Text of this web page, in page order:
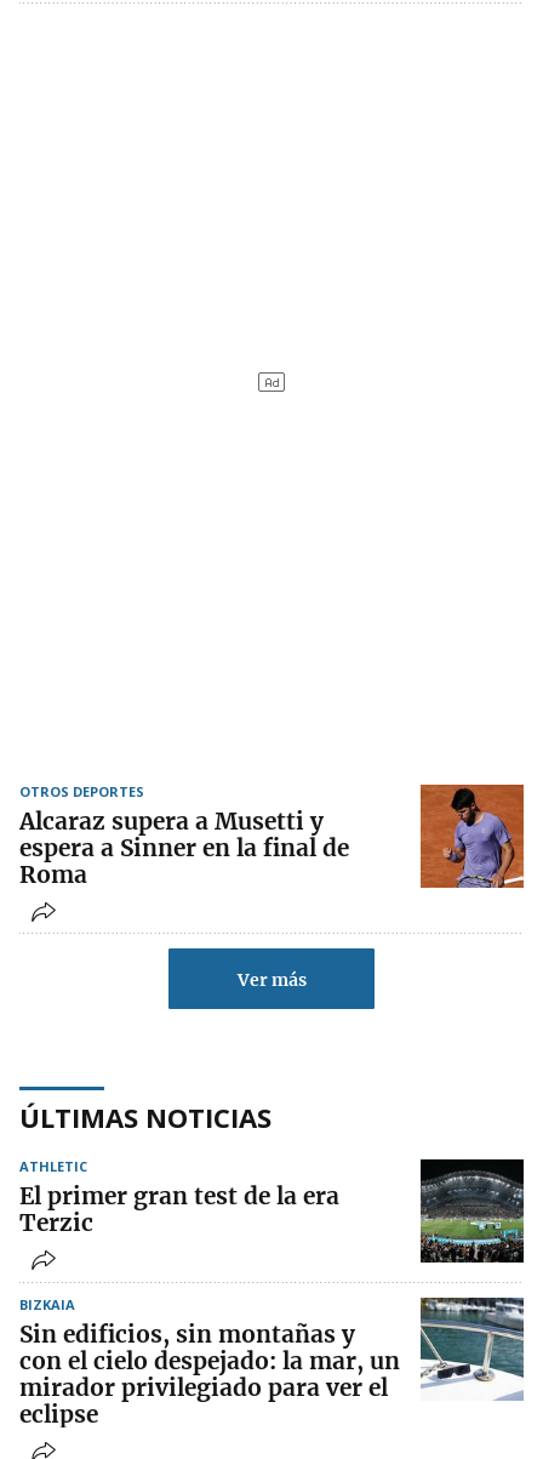
OTROS DEPORTES
Alcaraz supera a Musetti y
espera a Sinner en la final de
Roma
Ver más
ÚLTIMAS NOTICIAS
ATHLETIC
El primer gran test de la era
Terzic
BIZKAIA
Sin edificios, sin montañas y
con el cielo despejado: la mar, un
mirador privilegiado para ver el
eclipse